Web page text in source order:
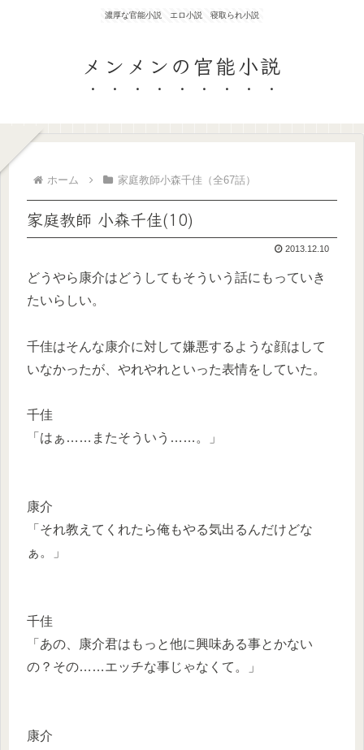
濃厚な官能小説 エロ小説 寝取られ小説
メンメンの官能小説
ホーム 家庭教師小森千佳（全67話）
家庭教師 小森千佳(10)
2013.12.10
どうやら康介はどうしてもそういう話にもっていき
たいらしい。
千佳はそんな康介に対して嫌悪するような顔はして
いなかったが、やれやれといった表情をしていた。
千佳
「はぁ……またそういう……。」
康介
「それ教えてくれたら俺もやる気出るんだけどな
ぁ。」
千佳
「あの、康介君はもっと他に興味ある事とかない
の？その……エッチな事じゃなくて。」
康介